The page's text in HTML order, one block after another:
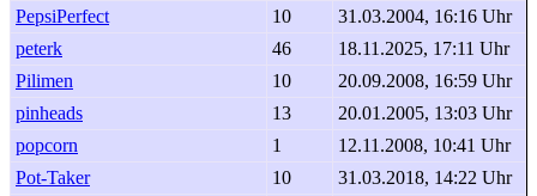
PepsiPerfect
10
31.03.2004, 16:16 Uhr
peterk
46
18.11.2025, 17:11 Uhr
Pilimen
10
20.09.2008, 16:59 Uhr
pinheads
13
20.01.2005, 13:03 Uhr
popcorn
1
12.11.2008, 10:41 Uhr
Pot-Taker
10
31.03.2018, 14:22 Uhr